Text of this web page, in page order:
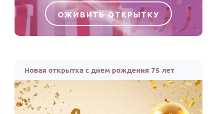
ОЖИВИТЬ ОТКРЫТКУ
Новая открытка с днем рождения 75 лет